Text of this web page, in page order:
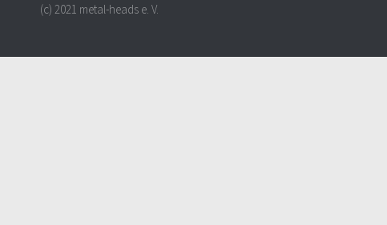
(c) 2021 metal-heads e. V.